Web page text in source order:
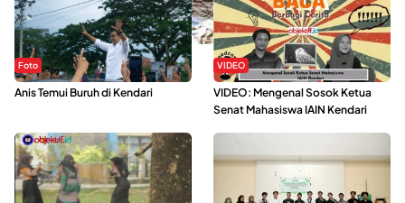
Foto
Anis Temui Buruh di Kendari
VIDEO
VIDEO: Mengenal Sosok Ketua
Senat Mahasiswa IAIN Kendari